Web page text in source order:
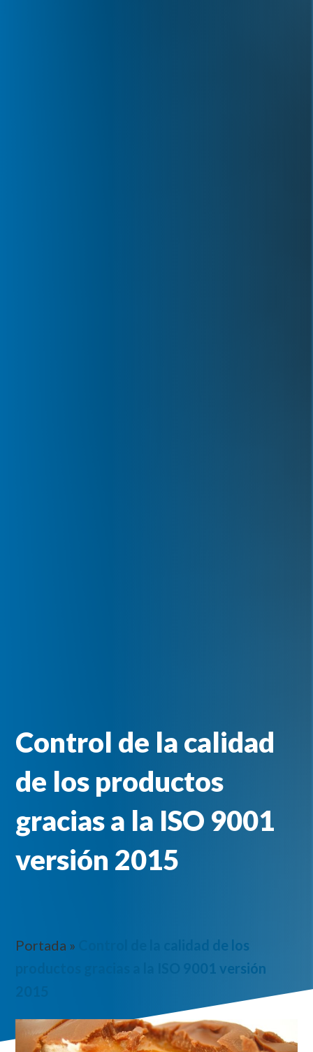
Control de la calidad
de los productos
gracias a la ISO 9001
versión 2015
Portada »
Control de la calidad de los
productos gracias a la ISO 9001 versión